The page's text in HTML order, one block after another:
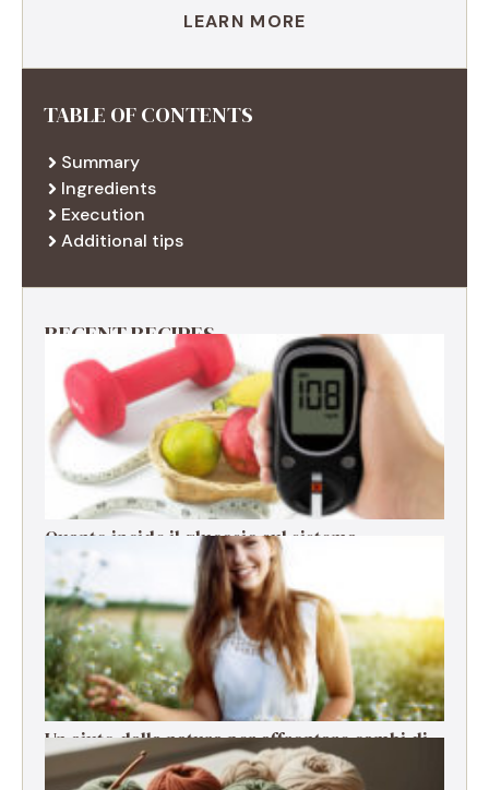
LEARN MORE
TABLE OF CONTENTS
Summary
Ingredients
Execution
Additional tips
RECENT RECIPES
Quanto incide il glucosio sul sistema
immunitario?
Un aiuto dalla natura per affrontare cambi di
stagione, stress e cali di energia